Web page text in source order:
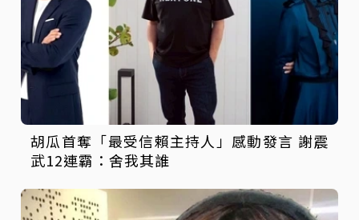
胡瓜首奪「最受信賴主持人」感動發言 謝震
武12連霸：舍我其誰